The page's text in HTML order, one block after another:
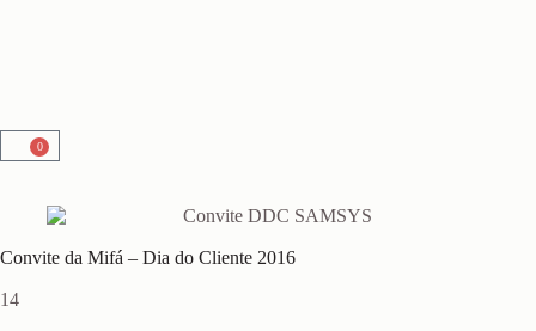
0
Convite da Mifá – Dia do Cliente 2016
14